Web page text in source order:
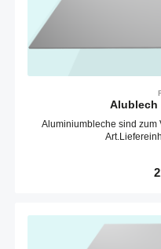
Alublech
Aluminiumbleche sind zum